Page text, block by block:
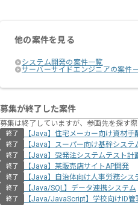
他の案件を見る
システム開発の案件一覧
サーバーサイドエンジニアの案件
募集が終了した案件
募集は終了していますが、参画先を探す
終了 【Java】住宅メーカー向け資材⼿
終了 【Java】スーパー向け基幹システ
終了 【Java】受発注システムテスト計
終了 【Java】某販売店サイトAP開発
終了 【Java】自治体向け人事労務シス
終了 【Java/SQL】データ連携システム
終了 【Java/JavaScript】学校向けID管